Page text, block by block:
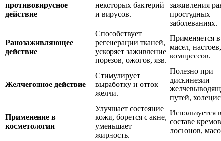
противовирусное
действие
некоторых бактерий
и вирусов.
заживления
простудных
заболеваниях.
Ранозаживляющее
действие
Способствует
регенерации тканей,
ускоряет заживление
порезов, ожогов, язв.
Применяется
масел, настоев,
компрессов.
Желчегонное действие
Стимулирует
выработку и отток
желчи.
Полезно при
дискинезии
путей,
Применение в
косметологии
Улучшает состояние
кожи, борется с акне,
уменьшает
жирность.
Используется в
составе
лосьонов,